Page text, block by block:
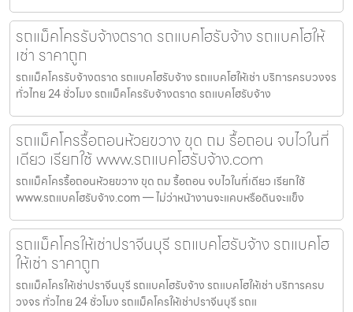
รถแม็คโครรับจ้างตราด รถแบคโฮรับจ้าง รถแบคโฮให้
เช่า ราคาถูก
รถแม็คโครรับจ้างตราด รถแบคโฮรับจ้าง รถแบคโฮให้เช่า บริการครบวงจร
ทั่วไทย 24 ชั่วโมง รถแม็คโครรับจ้างตราด รถแบคโฮรับจ้าง
รถแม็คโครรื้อถอนห้วยขวาง ขุด ถม รื้อถอน จบไวในที่
เดียว เรียกใช้ www.รถแบคโฮรับจ้าง.com
รถแม็คโครรื้อถอนห้วยขวาง ขุด ถม รื้อถอน จบไวในที่เดียว เรียกใช้
www.รถแบคโฮรับจ้าง.com — ไม่ว่าหน้างานจะแคบหรือดินจะแข็ง
รถแม็คโครให้เช่าปราจีนบุรี รถแบคโฮรับจ้าง รถแบคโฮ
ให้เช่า ราคาถูก
รถแม็คโครให้เช่าปราจีนบุรี รถแบคโฮรับจ้าง รถแบคโฮให้เช่า บริการครบ
วงจร ทั่วไทย 24 ชั่วโมง รถแม็คโครให้เช่าปราจีนบุรี รถแ